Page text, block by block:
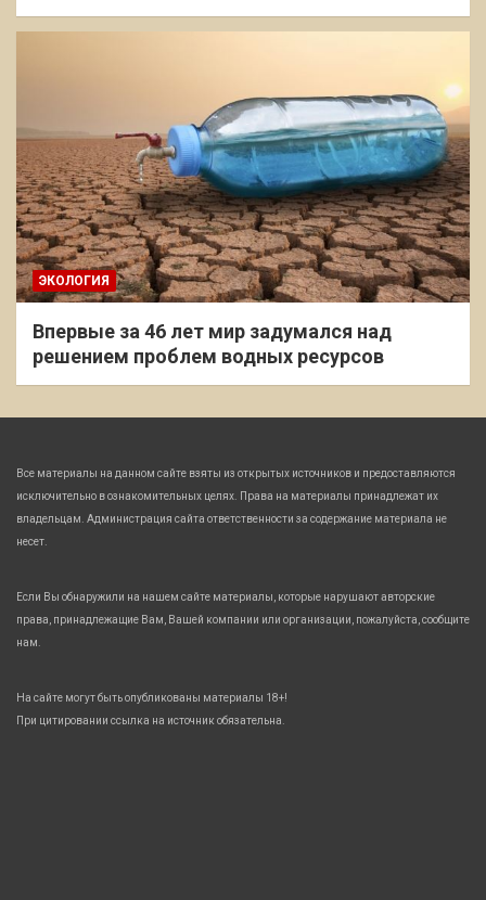
ЭКОЛОГИЯ
Впервые за 46 лет мир задумался над
решением проблем водных ресурсов
Все материалы на данном сайте взяты из открытых источников и предоставляются
исключительно в ознакомительных целях. Права на материалы принадлежат их
владельцам. Администрация сайта ответственности за содержание материала не
несет.
Если Вы обнаружили на нашем сайте материалы, которые нарушают авторские
права, принадлежащие Вам, Вашей компании или организации, пожалуйста, сообщите
нам.
На сайте могут быть опубликованы материалы 18+!
При цитировании ссылка на источник обязательна.